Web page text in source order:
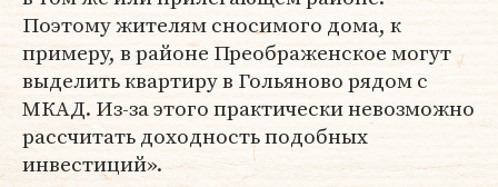
Поэтому жителям сносимого дома, к
примеру, в районе Преображенское могут
выделить квартиру в Гольяново рядом с
МКАД. Из-за этого практически невозможно
рассчитать доходность подобных
инвестиций».